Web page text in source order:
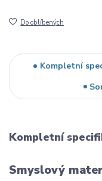
Do oblíbených
Kompletní
Kompletní
Smyslový